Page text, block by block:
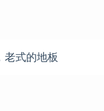
老式的地板